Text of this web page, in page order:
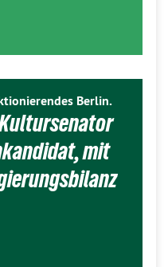
Berlin.
mit